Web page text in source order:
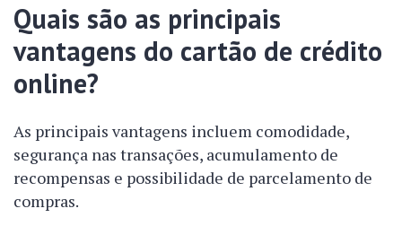
Quais são as principais
vantagens do cartão de crédito
online?
As principais vantagens incluem comodidade,
segurança nas transações, acumulamento de
recompensas e possibilidade de parcelamento de
compras.